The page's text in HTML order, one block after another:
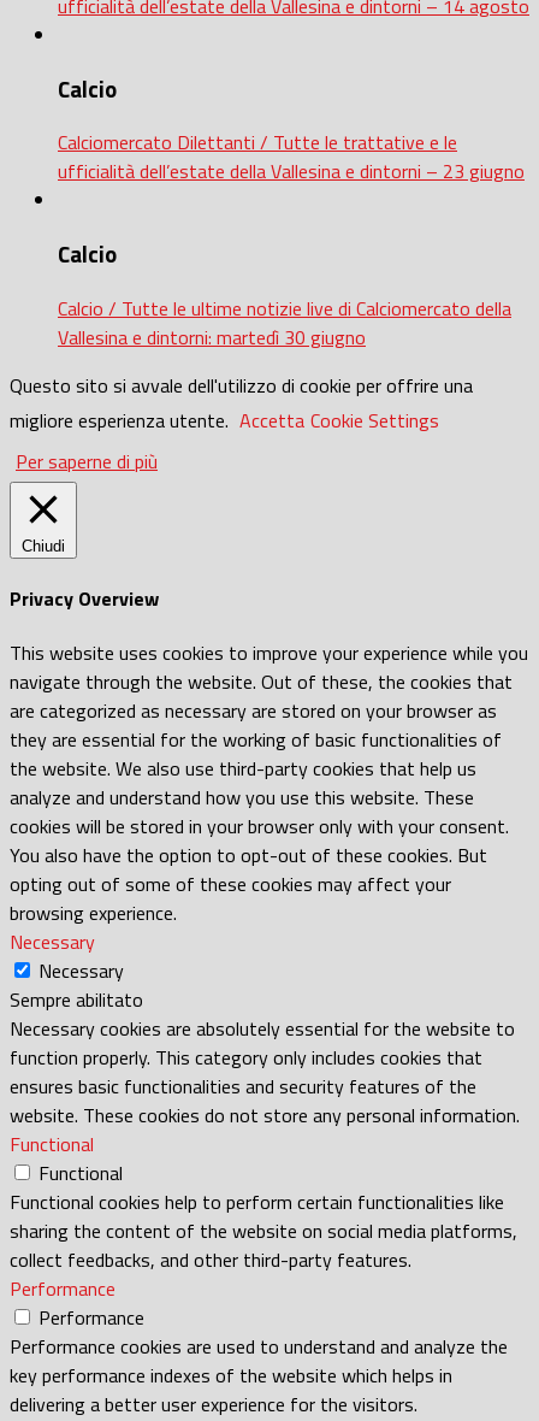
ufficialità dell’estate della Vallesina e dintorni – 14 agosto
Calcio
Calciomercato Dilettanti / Tutte le trattative e le
ufficialità dell’estate della Vallesina e dintorni – 23 giugno
Calcio
Calcio / Tutte le ultime notizie live di Calciomercato della
Vallesina e dintorni: martedì 30 giugno
Questo sito si avvale dell'utilizzo di cookie per offrire una
migliore esperienza utente. Accetta Cookie Settings
Per saperne di più
Chiudi
Privacy Overview
This website uses cookies to improve your experience while you
navigate through the website. Out of these, the cookies that
are categorized as necessary are stored on your browser as
they are essential for the working of basic functionalities of
the website. We also use third-party cookies that help us
analyze and understand how you use this website. These
cookies will be stored in your browser only with your consent.
You also have the option to opt-out of these cookies. But
opting out of some of these cookies may affect your
browsing experience.
Necessary
Necessary
Sempre abilitato
Necessary cookies are absolutely essential for the website to
function properly. This category only includes cookies that
ensures basic functionalities and security features of the
website. These cookies do not store any personal information.
Functional
Functional
Functional cookies help to perform certain functionalities like
sharing the content of the website on social media platforms,
collect feedbacks, and other third-party features.
Performance
Performance
Performance cookies are used to understand and analyze the
key performance indexes of the website which helps in
delivering a better user experience for the visitors.